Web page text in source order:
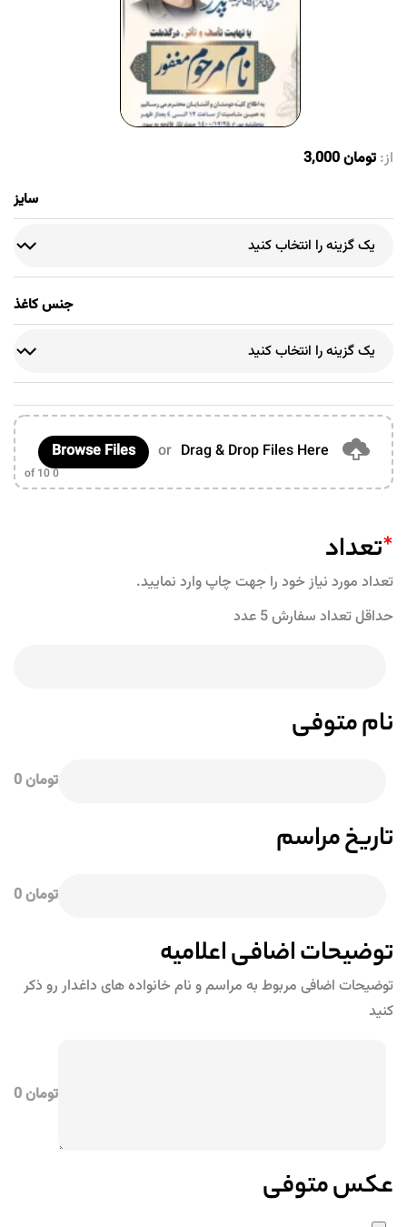
از: تومان
سایز
جنس کاغذ
Drag & Drop Files Here
or
Browse Files
0
of 10
*تعداد
تعداد مورد نیاز خود را جهت چاپ وارد نمایید.
حداقل تعداد سفارش 5 عدد
نام متوفی
تومان 0
تاریخ مراسم
تومان 0
توضیحات اضافی اعلامیه
توضیحات اضافی مربوط به مراسم و نام خانواده های داغدار رو ذکر
کنید
تومان 0
عکس متوفی